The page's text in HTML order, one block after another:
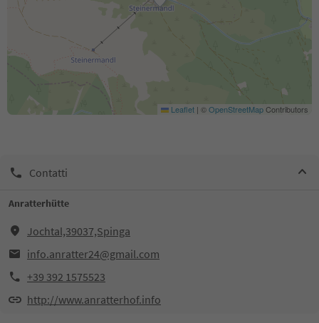
Leaflet | ©OpenStreetMapContributors
Contatti
Anratterhütte
Jochtal,39037,Spinga
info.anratter24@gmail.com
+39 392 1575523
http://www.anratterhof.info